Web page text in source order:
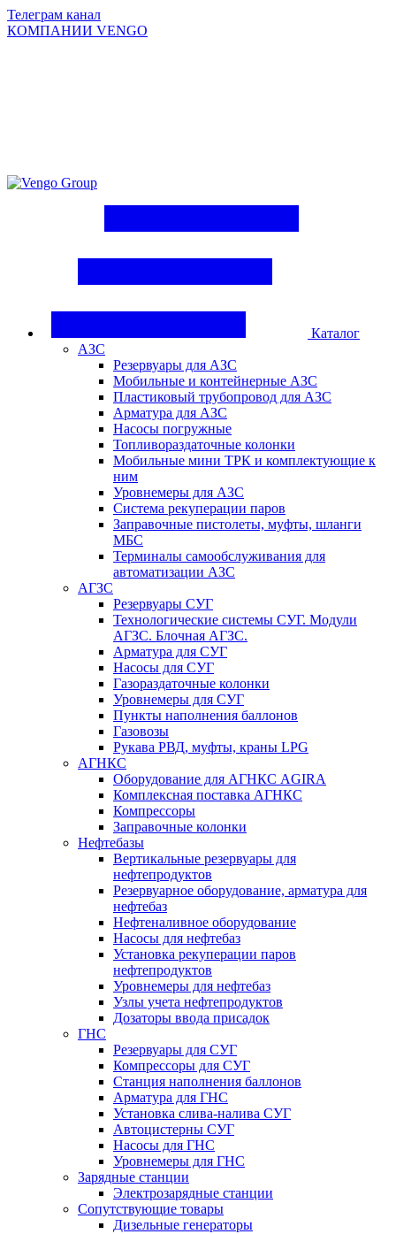
Телеграм канал
КОМПАНИИ VENGO
Group
Каталог
АЗС
Резервуары для АЗС
Мобильные и контейнерные АЗС
Пластиковый трубопровод для АЗС
Арматура для АЗС
Насосы погружные
Топливораздаточные колонки
Мобильные мини ТРК и комплектующие к
ним
Уровнемеры для АЗС
Система рекуперации паров
Заправочные пистолеты, муфты, шланги
МБС
Терминалы самообслуживания для
автоматизации АЗС
АГЗС
Резервуары СУГ
Технологические системы СУГ. Модули
АГЗС. Блочная АГЗС.
Арматура для СУГ
Насосы для СУГ
Газораздаточные колонки
Уровнемеры для СУГ
Пункты наполнения баллонов
Газовозы
Рукава РВД, муфты, краны LPG
АГНКС
Оборудование для АГНКС AGIRA
Комплексная поставка АГНКС
Компрессоры
Заправочные колонки
Нефтебазы
Вертикальные резервуары для
нефтепродуктов
Резервуарное оборудование, арматура для
нефтебаз
Нефтеналивное оборудование
Насосы для нефтебаз
Установка рекуперации паров
нефтепродуктов
Уровнемеры для нефтебаз
Узлы учета нефтепродуктов
Дозаторы ввода присадок
ГНС
Резервуары для СУГ
Компрессоры для СУГ
Станция наполнения баллонов
Арматура для ГНС
Установка слива-налива СУГ
Автоцистерны СУГ
Насосы для ГНС
Уровнемеры для ГНС
Зарядные станции
Электрозарядные станции
Сопутствующие товары
Дизельные генераторы